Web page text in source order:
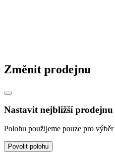
Změnit prodejnu
Nastavit nejbližší
Polohu použijeme pouze pro
Povolit polohu